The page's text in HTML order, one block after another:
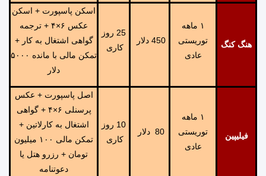
هنگ کنگ
١ ماهه
توریستی
عادی
450 دلار
25 روز
کاری
اسکن پاسپورت + اسکن
عکس ۶×۴ + ترجمه
گواهی اشتغال به کار +
تمکن مالی با مانده ۵۰۰۰
دلار
فیلیپین
١ ماهه
توریستی
عادی
80 دلار
10 روز
کاری
اصل پاسپورت + عکس
پرسنلی ۶×۴ + گواهی
اشتغال به کارلاتین +
تمکن مالی ۱۰۰ میلیون
تومان + رزرو هتل یا
دعوتنامه